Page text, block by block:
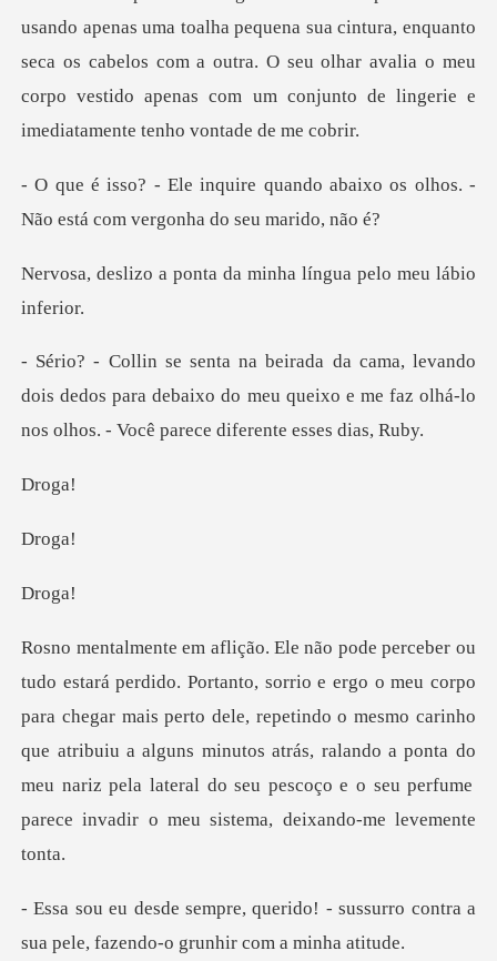
sua cintura, enquanto
seca os cabelos com a outra. O seu olhar avalia o meu
corpo v
ndo abaixo os olhos. -
Não está c
nta da minha língua p
dois dedos para debaixo do meu queixo e me faz olhá-l
og
og
og
para chegar mais perto dele, repetindo o mesmo carinho
que atribuiu a alguns minutos atrás, ralando a ponta do
! - sussurro contra a
sua pele, faz